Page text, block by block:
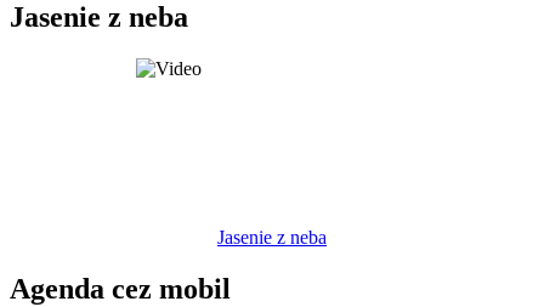
Jasenie z neba
Jasenie z neba
Agenda cez mobil